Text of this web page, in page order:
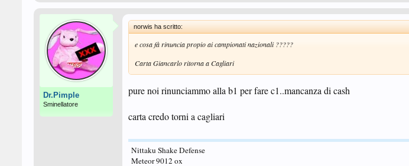
Dr.Pimple
Sminellatore
norwis ha scritto:
e cosa fà rinuncia propio ai campionati nazionali ?????
Carta Giancarlo ritorna a Cagliari
pure noi rinunciammo alla b1 per fare c1..mancanza di cash
carta credo torni a cagliari
Nittaku Shake Defense
Meteor 9012 ox